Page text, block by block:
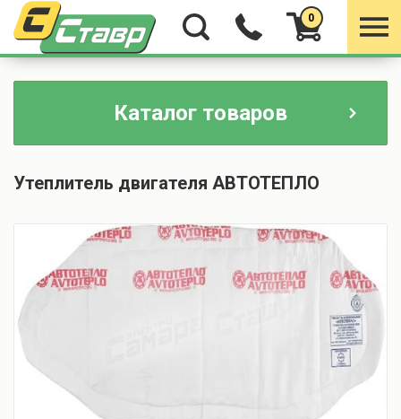
0
Каталог товаров
Утеплитель двигателя АВТОТЕПЛО